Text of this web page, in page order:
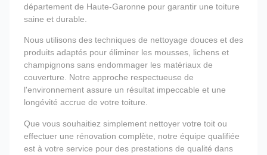
département de Haute-Garonne pour garantir une toiture
saine et durable.
Nous utilisons des techniques de nettoyage douces et des
produits adaptés pour éliminer les mousses, lichens et
champignons sans endommager les matériaux de
couverture. Notre approche respectueuse de
l'environnement assure un résultat impeccable et une
longévité accrue de votre toiture.
Que vous souhaitiez simplement nettoyer votre toit ou
effectuer une rénovation complète, notre équipe qualifiée
est à votre service pour des prestations de qualité dans